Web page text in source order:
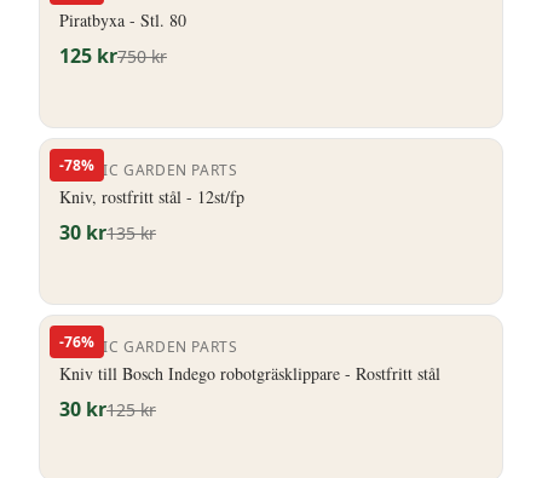
Piratbyxa - Stl. 80
125 kr750kr
-78%
NORDIC GARDEN PARTS
Kniv, rostfritt stål - 12st/fp
30 kr135kr
-76%
NORDIC GARDEN PARTS
Kniv till Bosch Indego robotgräsklippare - Rostfritt stål
30 kr125kr